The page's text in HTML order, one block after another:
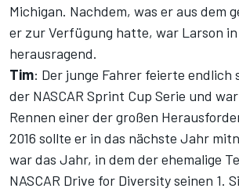
Michigan. Nachdem, was er aus dem
er zur Verfügung hatte, war Larson
herausragend.
Tim: Der junge Fahrer feierte endlich
der NASCAR Sprint Cup Serie und
Rennen einer der großen
2016 sollte er in das nächste Jahr
war das Jahr, in dem der ehemalige
NASCAR Drive for Diversity seinen 1.